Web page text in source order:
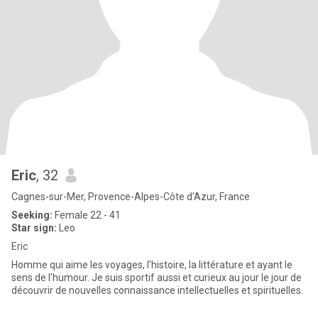
Eric, 32
Cagnes-sur-Mer, Provence-Alpes-Côte d'Azur, France
Seeking: Female 22 - 41
Star sign: Leo
Eric
Homme qui aime les voyages, l'histoire, la littérature et ayant le
sens de l'humour. Je suis sportif aussi et curieux au jour le jour de
découvrir de nouvelles connaissance intellectuelles et spirituelles.